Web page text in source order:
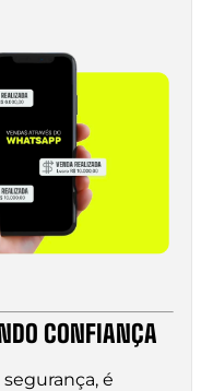
CONFIANÇA
é